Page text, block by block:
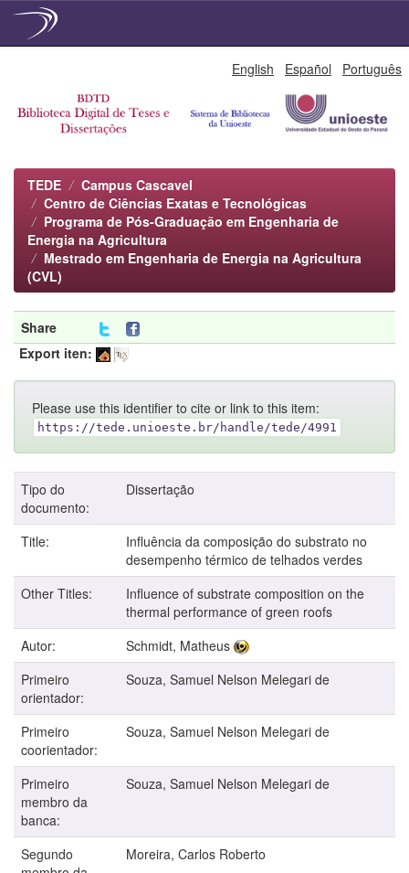
English Español Português
TEDE
Campus Cascavel
Centro de Ciências Exatas e Tecnológicas
Programa de Pós-Graduação em Engenharia de
Energia na Agricultura
Mestrado em Engenharia de Energia na Agricultura
(CVL)
Share
Export iten:
Please use this identifier to cite or link to this item:
https://tede.unioeste.br/handle/tede/4991
Tipo do
documento:
Dissertação
Title:
Influência da composição do substrato no
desempenho térmico de telhados verdes
Other Titles:
Influence of substrate composition on the
thermal performance of green roofs
Autor:
Schmidt, Matheus
Primeiro
orientador:
Souza, Samuel Nelson Melegari de
Primeiro
coorientador:
Souza, Samuel Nelson Melegari de
Primeiro
membro da
banca:
Souza, Samuel Nelson Melegari de
Segundo
Moreira, Carlos Roberto